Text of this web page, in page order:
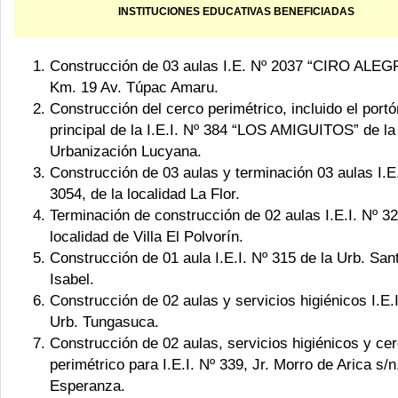
INSTITUCIONES EDUCATIVAS BENEFICIADAS
Construcción de 03 aulas I.E. Nº 2037 “CIRO
Km. 19 Av. Túpac Amaru.
Construcción del cerco perimétrico, incluido el
principal de la I.E.I. Nº 384 “LOS AMIGUITOS” de la
Urbanización Lucyana.
Construcción de 03 aulas y terminación 03 aulas
3054, de la localidad La Flor.
Terminación de construcción de 02 aulas I.E.I. Nº
localidad de Villa El Polvorín.
Construcción de 01 aula I.E.I. Nº 315 de la Urb.
Isabel.
Construcción de 02 aulas y servicios higiénicos
Urb. Tungasuca.
Construcción de 02 aulas, servicios higiénicos y
perimétrico para I.E.I. Nº 339, Jr. Morro de Arica s/
Esperanza.